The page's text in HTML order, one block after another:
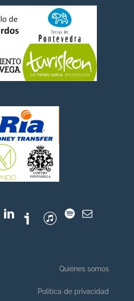
Quiénes somos
Política de privacidad